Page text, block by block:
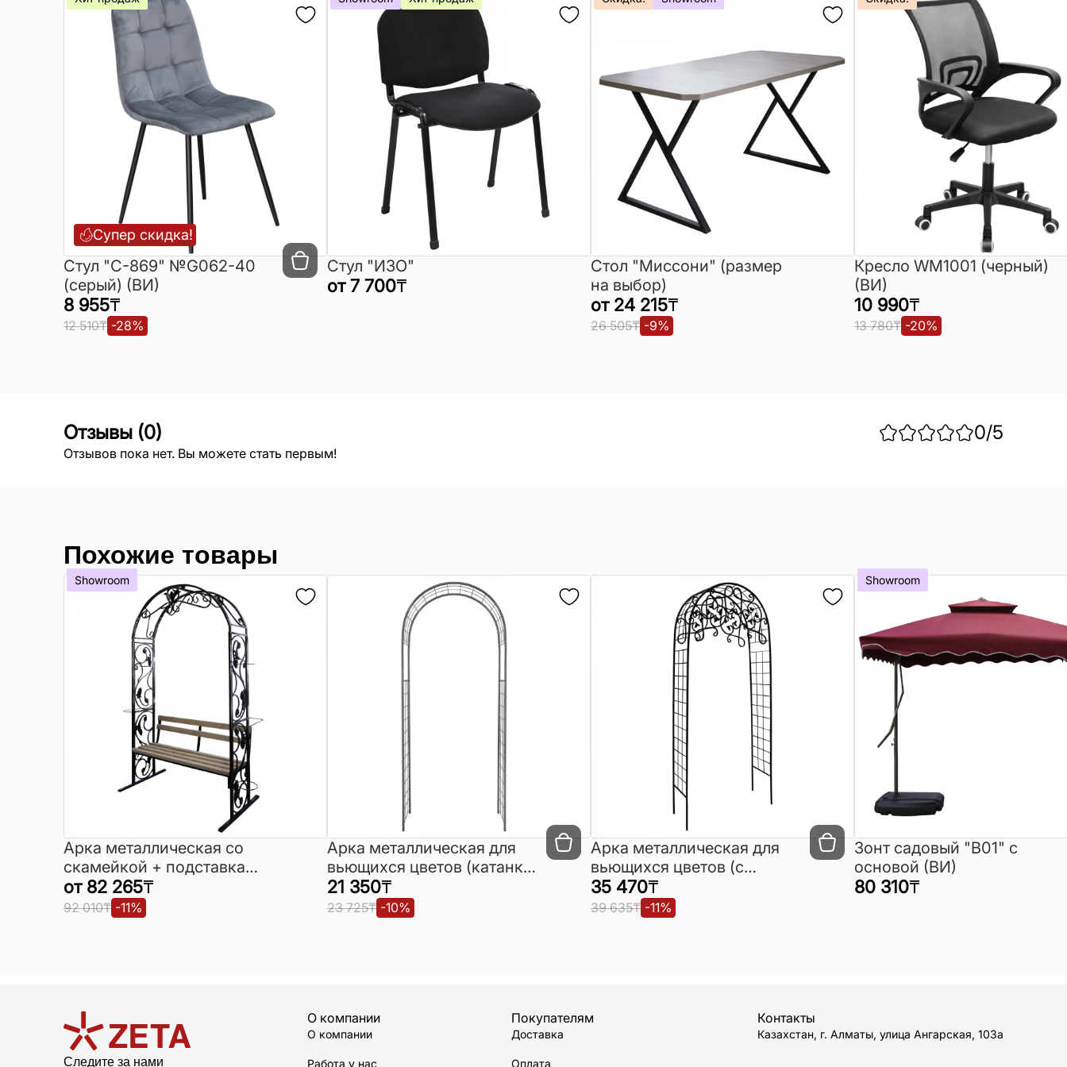
Супер скидка!
Cтул "C-869" №G062-40
(серый) (ВИ)
8 955₸
12 510₸ -28%
Стул "ИЗО"
от 7 700₸
Стол "Миссони" (размер
на выбор)
от 24 215₸
26 505₸ -9%
Кресло WM1001 (черный)
(ВИ)
10 990₸
13 780₸ -20%
Отзывы (0) 0/5
Отзывов пока нет. Вы можете стать первым!
Похожие товары
Showroom
Арка металлическая со
скамейкой + подставка
для цветов с кованными
элементами
от 82 265₸
92 010₸ -11%
Арка металлическая для
вьющихся цветов (катанка)
крашенная
21 350₸
23 725₸ -10%
Арка металлическая для
вьющихся цветов (с
коваными элементами)
крашенная
35 470₸
39 635₸ -11%
Showroom
Зонт садовый "B01" с
основой (ВИ)
80 310₸
Следите за нами
О компании
О компании
Работа у нас
Покупателям
Доставка
Оплата
Контакты
Казахстан, г. Алматы, улица Ангарская, 103а